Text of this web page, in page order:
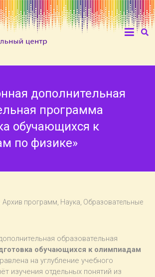
дополнительная
программа
обучающихся к
по физике»
Архив программ Наука Образовательные
образовательная
обучающихся к олимпиадам
на углубление учебного
изучения отдельных понятий из